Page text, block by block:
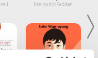
Freida McFadden